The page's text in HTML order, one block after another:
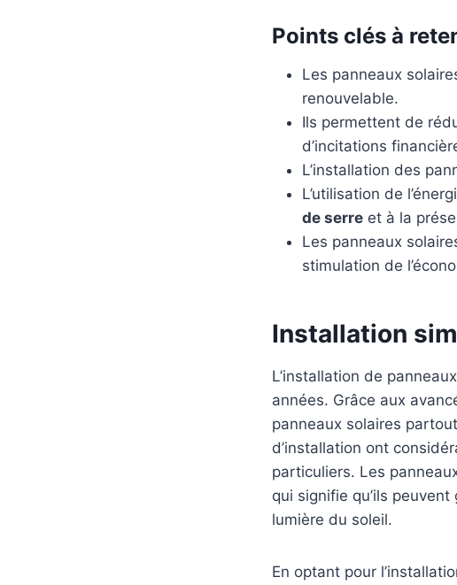
Points clés à
Les panneaux
renouvelable.
Ils permettent de
d’incitations
L’installation des
L’utilisation de
de serre et à la
Les panneaux
stimulation de
Installation
L’installation de
années. Grâce aux
panneaux solaires
d’installation ont
particuliers. Les
qui signifie qu’ils
lumière du soleil.
En optant pour